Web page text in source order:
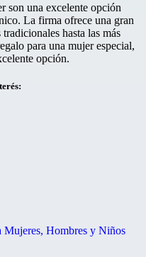
son una excelente opción
La firma ofrece una gran
hasta las más
para una mujer especial,
opción.
Mujeres, Hombres y Niños